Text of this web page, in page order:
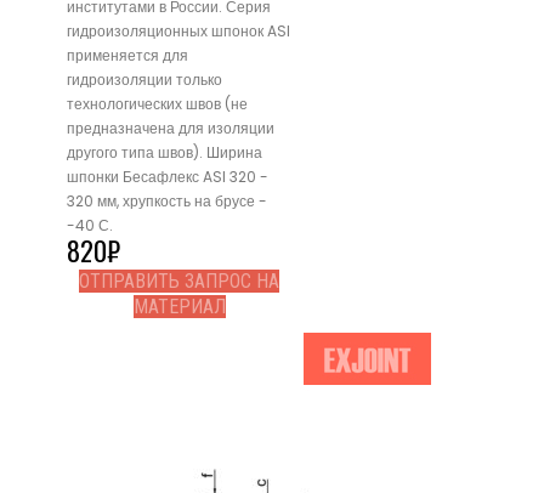
институтами в России. Серия
гидроизоляционных шпонок ASI
применяется для
гидроизоляции только
технологических швов (не
предназначена для изоляции
другого типа швов). Ширина
шпонки Бесафлекс ASI 320 -
320 мм, хрупкость на брусе -
-40 С.
820₽
ОТПРАВИТЬ ЗАПРОС НА
МАТЕРИАЛ